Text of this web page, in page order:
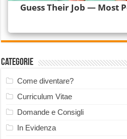
Categorie
Come diventare?
Curriculum Vitae
Domande e Consigli
In Evidenza